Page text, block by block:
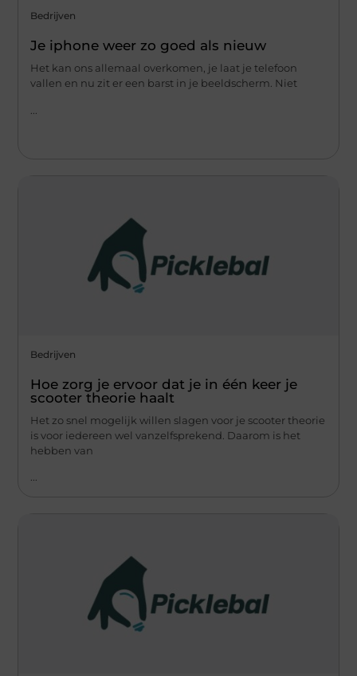
Bedrijven
Je iphone weer zo goed als nieuw
Het kan ons allemaal overkomen, je laat je telefoon
vallen en nu zit er een barst in je beeldscherm. Niet
Bedrijven
Hoe zorg je ervoor dat je in één keer je
scooter theorie haalt
Het zo snel mogelijk willen slagen voor je scooter theorie
is voor iedereen wel vanzelfsprekend. Daarom is het
hebben van